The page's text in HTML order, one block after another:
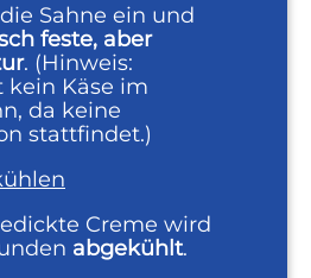
Sahne ein und
feste, aber
. (Hinweis:
kein Käse im
da keine
stattfindet.)
Creme wird
abgekühlt.